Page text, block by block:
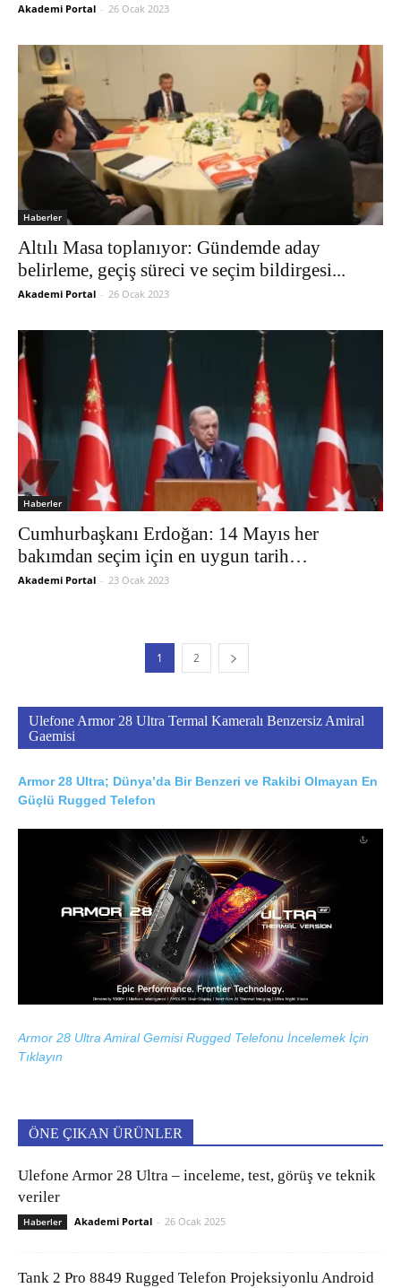
Akademi Portal - 26 Ocak 2023
Haberler
Altılı Masa toplanıyor: Gündemde aday
belirleme, geçiş süreci ve seçim bildirgesi...
Akademi Portal - 26 Ocak 2023
Haberler
Cumhurbaşkanı Erdoğan: 14 Mayıs her
bakımdan seçim için en uygun tarih…
Akademi Portal - 23 Ocak 2023
1 2
Ulefone Armor 28 Ultra Termal Kameralı Benzersiz Amiral
Gaemisi
Armor 28 Ultra; Dünya’da Bir Benzeri ve Rakibi Olmayan En
Güçlü Rugged Telefon
Armor 28 Ultra Amiral Gemisi Rugged Telefonu İncelemek İçin
Tıklayın
ÖNE ÇIKAN ÜRÜNLER
Ulefone Armor 28 Ultra – inceleme, test, görüş ve teknik
veriler
Haberler Akademi Portal - 26 Ocak 2025
Tank 2 Pro 8849 Rugged Telefon Projeksiyonlu Android